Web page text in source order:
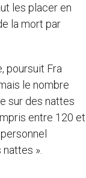
les placer en
la mort par
poursuit Fra
le nombre
sur des nattes
entre 120 et
».